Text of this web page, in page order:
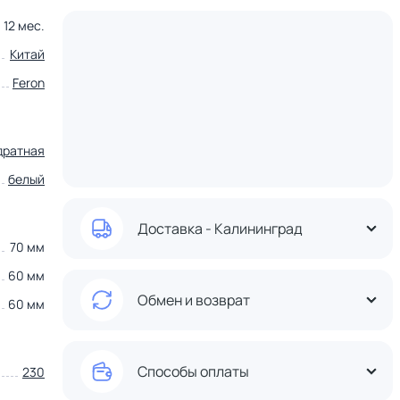
12 мес.
Китай
Feron
белый
70 мм
60 мм
60 мм
230
Доставка - Калининград
Обмен и возврат
Способы оплаты